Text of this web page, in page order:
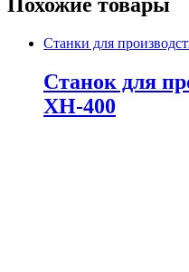
Похожие товары
Станки для
Станок для
XH-400